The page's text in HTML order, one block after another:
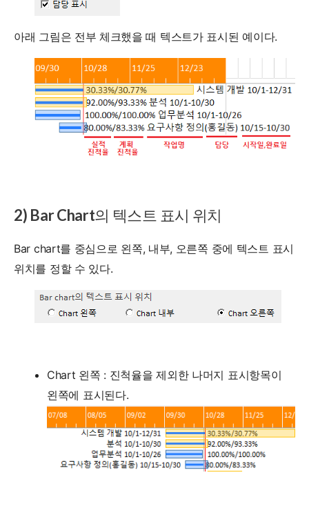
아래 그림은 전부 체크했을 때 텍스트가 표시된 예이다.
2) Bar Chart의 텍스트 표시 위치
Bar chart를 중심으로 왼쪽, 내부, 오른쪽 중에 텍스트 표시
위치를 정할 수 있다.
Chart 왼쪽 : 진척율을 제외한 나머지 표시항목이
왼쪽에 표시된다.